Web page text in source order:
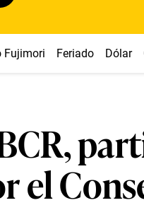
Fujimori Feriado Dólar
el